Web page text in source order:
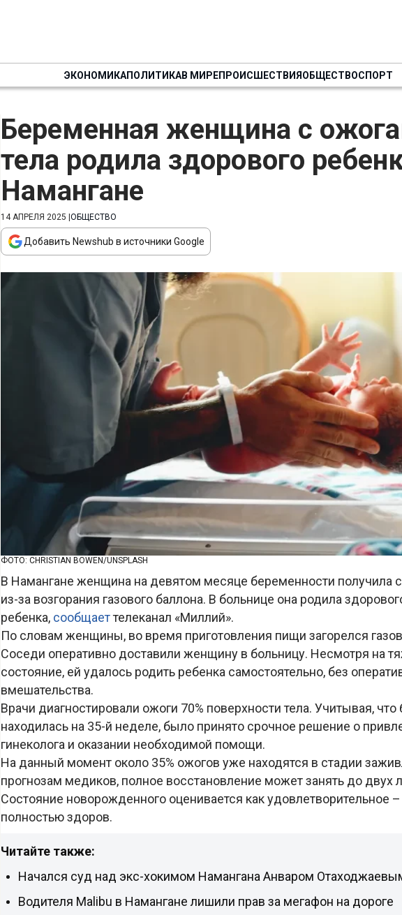
ЭКОНОМИКАПОЛИТИКАВ МИРЕПРОИСШЕСТВИЯОБЩЕСТВОСПОРТ
Беременная женщина с
тела родила здорового
Намангане
14 АПРЕЛЯ 2025 ОБЩЕСТВО
Добавить Newshub в источники Google
ФОТО: CHRISTIAN BOWEN/UNSPLASH
В Намангане женщина на девятом месяце беременности получила
из-за возгорания газового баллона. В больнице она родила
ребенка, сообщаеттелеканал «Миллий».
По словам женщины, во время приготовления пищи загорелся
Соседи оперативно доставили женщину в больницу. Несмотря на
состояние, ей удалось родить ребенка самостоятельно, без
вмешательства.
Врачи диагностировали ожоги 70% поверхности тела. Учитывая,
находилась на 35-й неделе, было принято срочное решение о
гинеколога и оказании необходимой помощи.
На данный момент около 35% ожогов уже находятся в стадии
прогнозам медиков, полное восстановление может занять до двух
Состояние новорожденного оценивается как удовлетворительное
полностью здоров.
Читайте также:
Начался суд над экс-хокимом Намангана Анваром
Водителя Malibu в Намангане лишили прав за мегафон на дороге